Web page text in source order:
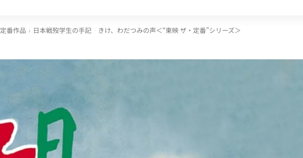
定番作品 日本戦歿学生の手記 きけ、わだつみの声＜“東映 ザ・定番”シリーズ＞